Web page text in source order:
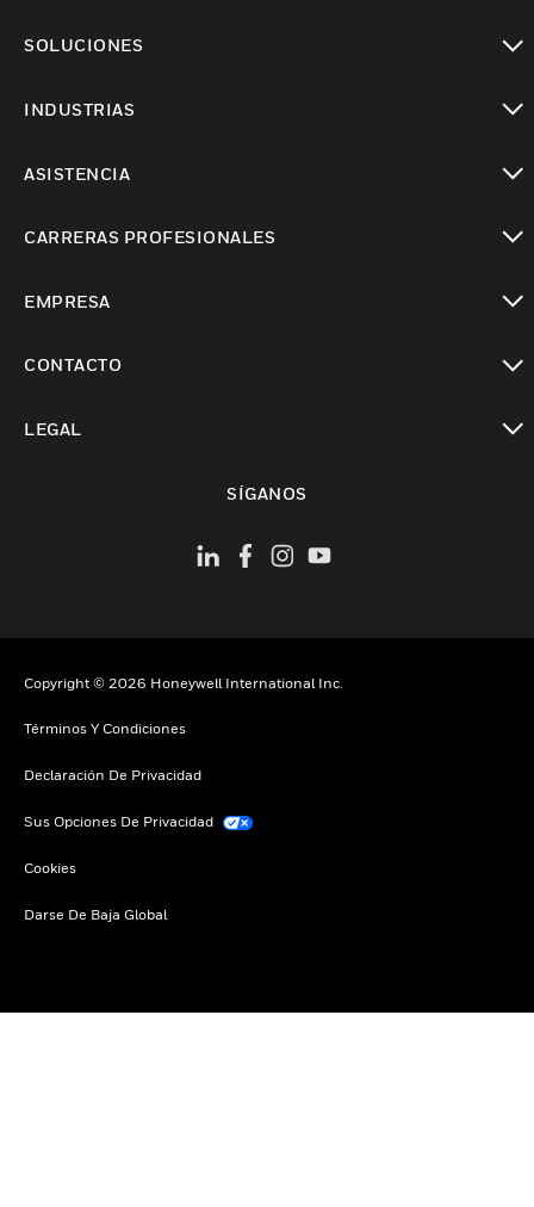
SOLUCIONES
INDUSTRIAS
ASISTENCIA
CARRERAS PROFESIONALES
EMPRESA
CONTACTO
LEGAL
SÍGANOS
Copyright © 2026 Honeywell International Inc.
Términos Y Condiciones
Declaración De Privacidad
Sus Opciones De Privacidad
Cookies
Darse De Baja Global